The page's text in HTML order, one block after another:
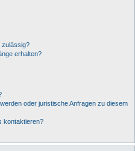
zulässig?
erhalten?
oder juristische Anfragen zu diesem
kontaktieren?